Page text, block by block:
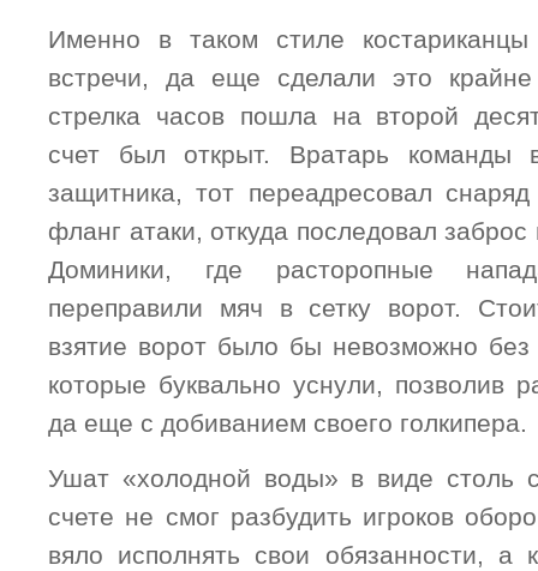
Именно в таком стиле
встречи, да еще сделали это крайне
стрелка часов пошла на второй
счет был открыт. Вратарь команды
защитника, тот переадресовал
фланг атаки, откуда последовал
Доминики, где расторопные
переправили мяч в сетку ворот.
взятие ворот было бы невозможно без
которые буквально уснули, позволив
да еще с добиванием своего голкипера.
Ушат «холодной воды» в виде столь
счете не смог разбудить игроков
вяло исполнять свои обязанности, а